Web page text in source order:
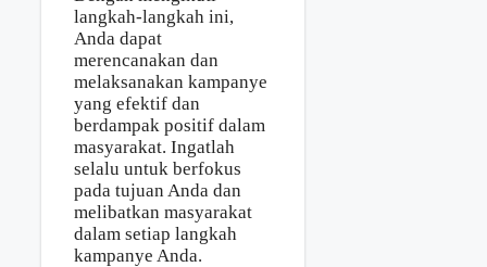
langkah-langkah ini,
Anda dapat
merencanakan dan
melaksanakan kampanye
yang efektif dan
berdampak positif dalam
masyarakat. Ingatlah
selalu untuk berfokus
pada tujuan Anda dan
melibatkan masyarakat
dalam setiap langkah
kampanye Anda.